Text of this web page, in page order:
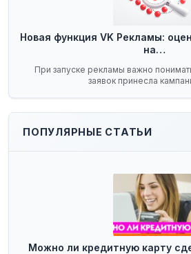
Новая функция VK Рекламы:
на…
При запуске рекламы важно
заявок принесла
ПОПУЛЯРНЫЕ СТАТЬИ
Можно ли кредитную карту